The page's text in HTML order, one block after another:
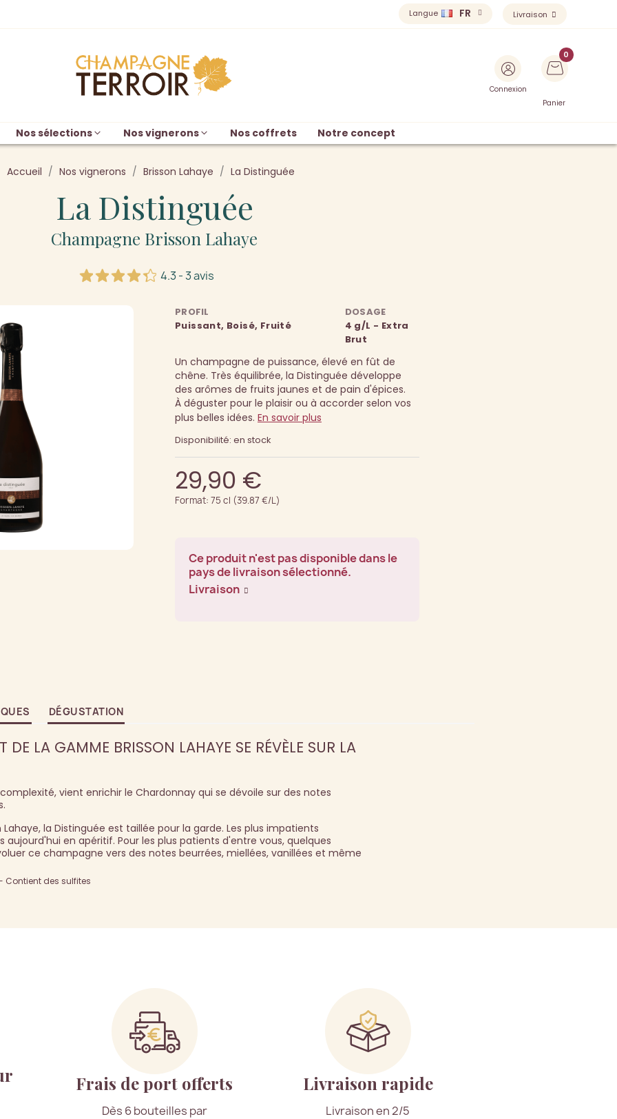
Langue FR Livraison
Connexion
Panier
Nos sélections Nos vignerons Nos coffrets Notre concept
Accueil Nos vignerons Brisson Lahaye La Distinguée
La Distinguée
Champagne Brisson Lahaye
4.3 - 3 avis
PROFIL
Puissant, Boisé, Fruité
DOSAGE
4 g/L - Extra
Brut
Un champagne de puissance, élevé en fût de
chêne. Très équilibrée, la Distinguée développe
des arômes de fruits jaunes et de pain d'épices.
À déguster pour le plaisir ou à accorder selon vos
plus belles idées. En savoir plus
Disponibilité: en stock
29,90 €
Format: 75 cl (39.87 €/L)
Ce produit n'est pas disponible dans le
pays de livraison sélectionné.
Livraison
DÉGUSTATION
DE LA GAMME BRISSON LAHAYE SE RÉVÈLE SUR LA
vient enrichir le Chardonnay qui se dévoile sur des notes
la Distinguée est taillée pour la garde. Les plus impatients
en apéritif. Pour les plus patients d'entre vous, quelques
ce champagne vers des notes beurrées, miellées, vanillées et même
Contient des sulfites
Frais de port offerts
Dès 6 bouteilles par
Livraison rapide
Livraison en 2/5